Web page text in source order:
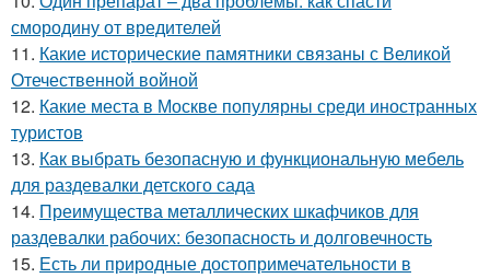
смородину от вредителей
11. Какие исторические памятники связаны с Великой
Отечественной войной
12. Какие места в Москве популярны среди иностранных
туристов
13. Как выбрать безопасную и функциональную мебель
для раздевалки детского сада
14. Преимущества металлических шкафчиков для
раздевалки рабочих: безопасность и долговечность
15. Есть ли природные достопримечательности в